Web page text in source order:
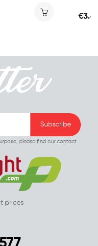
please find our contact
prices